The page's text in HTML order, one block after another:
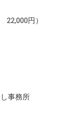
円）
事務所